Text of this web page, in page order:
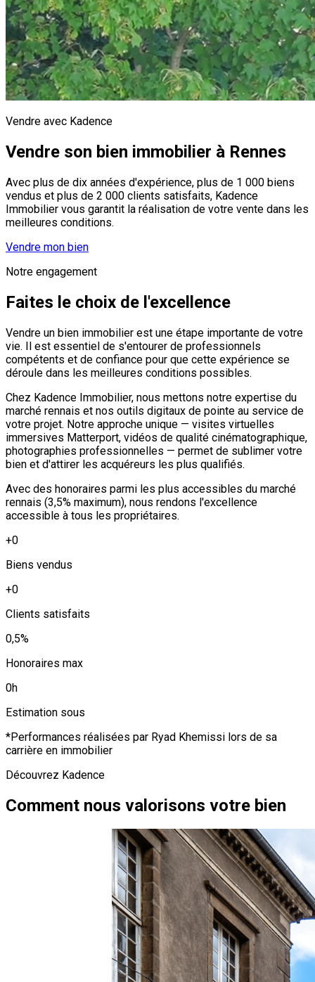
Vendre avec Kadence
Vendre son bien immobilier à Rennes
Avec plus de dix années d'expérience, plus de 1 000 biens
vendus et plus de 2 000 clients satisfaits, Kadence
Immobilier vous garantit la réalisation de votre vente dans les
meilleures conditions.
Vendre mon bien
Notre engagement
Faites le choix de l'excellence
Vendre un bien immobilier est une étape importante de votre
vie. Il est essentiel de s'entourer de professionnels
compétents et de confiance pour que cette expérience se
déroule dans les meilleures conditions possibles.
Chez Kadence Immobilier, nous mettons notre expertise du
marché rennais et nos outils digitaux de pointe au service de
votre projet. Notre approche unique — visites virtuelles
immersives Matterport, vidéos de qualité cinématographique,
photographies professionnelles — permet de sublimer votre
bien et d'attirer les acquéreurs les plus qualifiés.
Avec des honoraires parmi les plus accessibles du marché
rennais (3,5% maximum), nous rendons l'excellence
accessible à tous les propriétaires.
+0
Biens vendus
+0
Clients satisfaits
0,5%
Honoraires max
0h
Estimation sous
*Performances réalisées par Ryad Khemissi lors de sa
carrière en immobilier
Découvrez Kadence
Comment nous valorisons votre bien